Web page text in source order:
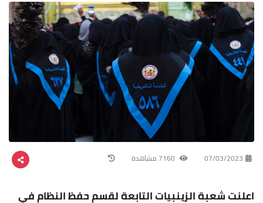
07/03/2023
اعلنت شعبة الزينبيات التابعة لقسم حفظ النظام في